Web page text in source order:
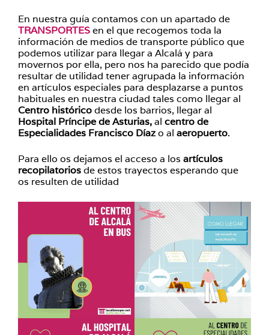
En nuestra guía contamos con un apartado de
TRANSPORTESen el que recogemos toda la
información de medios de transporte público que
podemos utilizar para llegar a Alcalá y para
movernos por ella, pero nos ha parecido que podía
resultar de utilidad tener agrupada la información
en artículos especiales para desplazarse a puntos
habituales en nuestra ciudad tales como llegar al
Centro históricodesde los barrios, llegar al
Hospital Príncipe de Asturias,al centro de
Especialidades Francisco Díazo al aeropuerto.
Para ello os dejamos el acceso a los artículos
recopilatoriosde estos trayectos esperando que
os resulten de utilidad